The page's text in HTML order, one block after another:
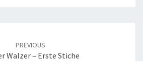
PREVIOUS
Walzer – Erste Stiche